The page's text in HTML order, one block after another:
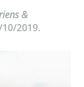
&
2019.